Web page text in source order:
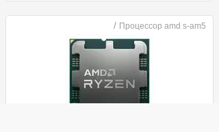
/ Процессор amd s-am5